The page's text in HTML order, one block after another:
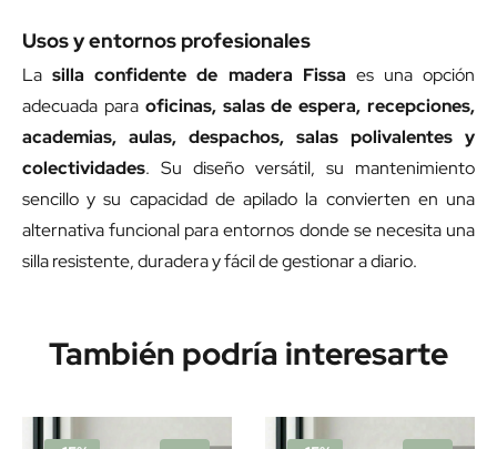
Usos y entornos profesionales
Lasilla confidente de madera Fissa es una opción
adecuada para oficinas, salas de espera, recepciones,
academias, aulas, despachos, salas polivalentes y
colectividades. Su diseño versátil, su mantenimiento
sencillo y su capacidad de apilado la convierten en una
alternativa funcional para entornos donde se necesita una
silla resistente, duradera y fácil de gestionar a diario.
También podría interesarte